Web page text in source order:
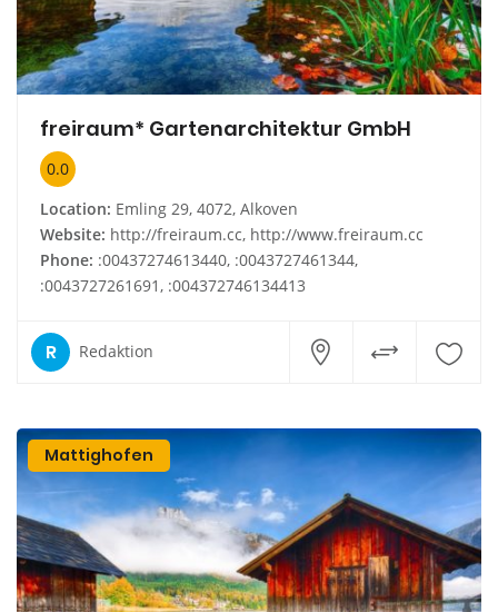
freiraum* Gartenarchitektur GmbH
0.0
Location: Emling 29, 4072, Alkoven
Website: http://freiraum.cc, http://www.freiraum.cc
Phone: :00437274613440, :0043727461344,
:0043727261691, :004372746134413
R Redaktion
Mattighofen